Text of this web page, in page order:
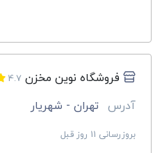
فروشگاه نوین مخزن 4.7
آدرس تهران - شهریار
بروزرسانی 11 روز قبل